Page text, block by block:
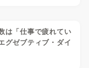
は「仕事で疲れてい
グゼブティブ・ダイ